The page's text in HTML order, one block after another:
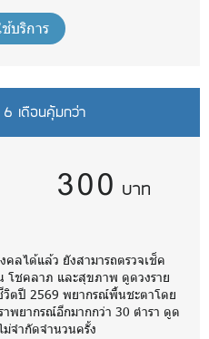
บริการ
เดือนคุ้มกว่า
300 บาท
คลได้แล้ว ยังสามารถตรวจเช็ค
โชคลาภ และสุขภาพ ดูดวงราย
ตปี 2569 พยากรณ์พื้นชะตาโดย
พยากรณ์อีกมากกว่า 30 ตำรา ดูด
จำกัดจำนวนครั้ง